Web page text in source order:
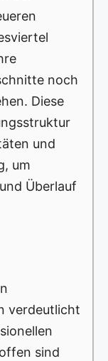
noch
Diese
und
um
Überlauf
verdeutlicht
sind